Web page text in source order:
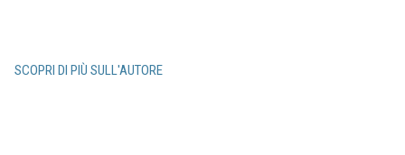
SCOPRI DI PIÙ SULL'AUTORE